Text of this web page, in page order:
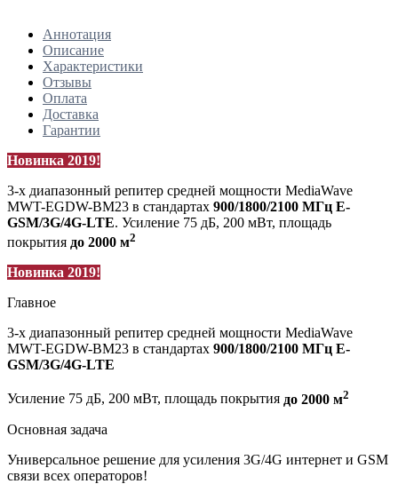
Аннотация
Описание
Характеристики
Отзывы
Оплата
Доставка
Гарантии
Новинка 2019!
3-х диапазонный репитер средней мощности MediaWave
MWT-EGDW-BM23 в стандартах 900/1800/2100 МГц E-
GSM/3G/4G-LTE. Усиление 75 дБ, 200 мВт, площадь
покрытия до 2000 м2
Новинка 2019!
Главное
3-х диапазонный репитер средней мощности MediaWave
MWT-EGDW-BM23 в стандартах 900/1800/2100 МГц E-
GSM/3G/4G-LTE
Усиление 75 дБ, 200 мВт, площадь покрытия до 2000 м2
Основная задача
Универсальное решение для усиления 3G/4G интернет и GSM
связи всех операторов!